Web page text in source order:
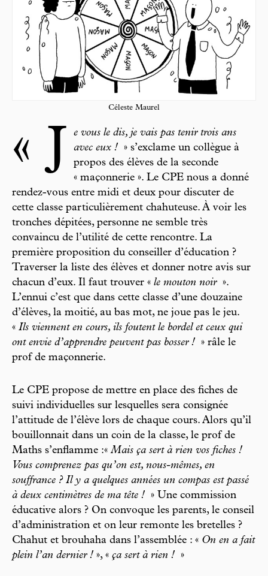
Céleste Maurel
« J
e vous le dis, je vais pas tenir trois ans
avec eux ! » s’exclame un collègue à
propos des élèves de la seconde
« maçonnerie ». Le CPE nous a donné
rendez-vous entre midi et deux pour discuter de
cette classe particulièrement chahuteuse. À voir les
tronches dépitées, personne ne semble très
convaincu de l’utilité de cette rencontre. La
première proposition du conseiller d’éducation ?
Traverser la liste des élèves et donner notre avis sur
chacun d’eux. Il faut trouver « le mouton noir ».
L’ennui c’est que dans cette classe d’une douzaine
d’élèves, la moitié, au bas mot, ne joue pas le jeu.
« Ils viennent en cours, ils foutent le bordel et ceux qui
ont envie d’apprendre peuvent pas bosser ! » râle le
prof de maçonnerie.
Le CPE propose de mettre en place des fiches de
suivi individuelles sur lesquelles sera consignée
l’attitude de l’élève lors de chaque cours. Alors qu’il
bouillonnait dans un coin de la classe, le prof de
Maths s’enflamme :«Mais ça sert à rien vos fiches !
Vous comprenez pas qu’on est, nous-mêmes, en
souffrance ? Il y a quelques années un compas est passé
à deux centimètres de ma tête ! » Une commission
éducative alors ? On convoque les parents, le conseil
d’administration et on leur remonte les bretelles ?
Chahut et brouhaha dans l’assemblée : « On en a fait
plein l’an dernier ! », « ça sert à rien ! »